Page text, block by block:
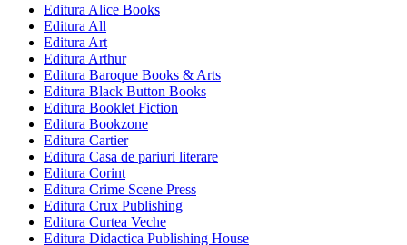
Editura Alice Books
Editura All
Editura Art
Editura Arthur
Editura Baroque Books & Arts
Editura Black Button Books
Editura Booklet Fiction
Editura Bookzone
Editura Cartier
Editura Casa de pariuri literare
Editura Corint
Editura Crime Scene Press
Editura Crux Publishing
Editura Curtea Veche
Editura Didactica Publishing House